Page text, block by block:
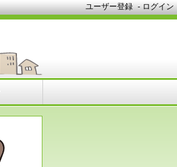
ユーザー登録 -ログイン